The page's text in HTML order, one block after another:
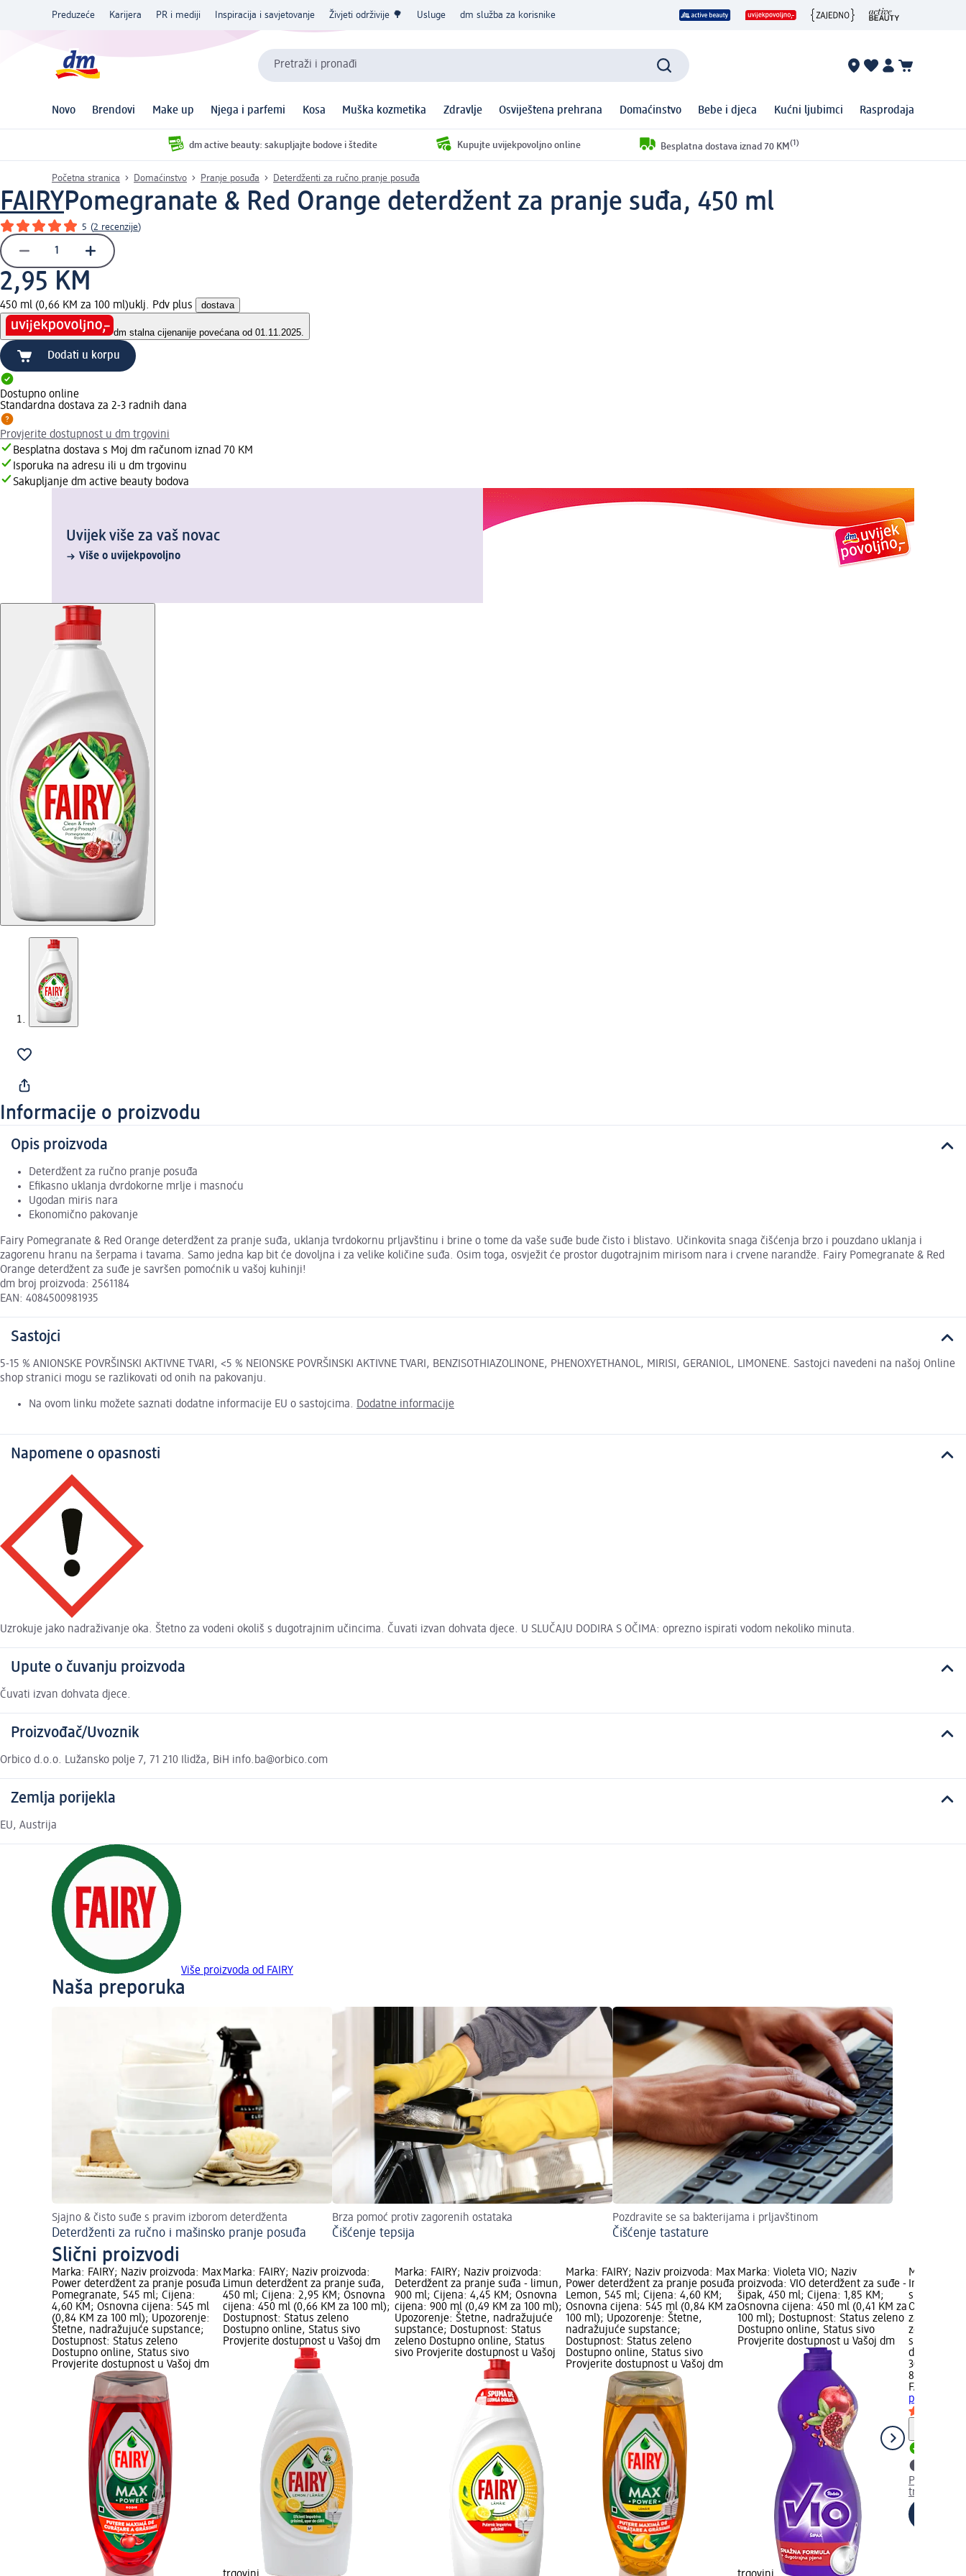
Preduzeće Karijera PR i mediji Inspiracija i savjetovanje Živjeti održivije 🌳 Usluge dm služba za korisnike
Pretraži i pronađi
Novo Brendovi Make up Njega i parfemi Kosa Muška kozmetika Zdravlje Osviještena prehrana Domaćinstvo Bebe i djeca Kućni ljubimci Rasprodaja
dm active beauty: sakupljajte bodove i štedite Kupujte uvijekpovoljno online Besplatna dostava iznad 70 KM (1)
Početna stranica Domaćinstvo Pranje posuđa Deterdženti za ručno pranje posuđa
FAIRYPomegranate & Red Orange deterdžent za pranje suđa, 450 ml
5 (2 recenzije)
2,95 KM
450 ml (0,66 KM za 100 ml)uklj. Pdv plus dostava
dm stalna cijenanije povećana od 01.11.2025.
Dodati u korpu
Dostupno online
Standardna dostava za 2-3 radnih dana
Provjerite dostupnost u dm trgovini
Besplatna dostava s Moj dm računom iznad 70 KM
Isporuka na adresu ili u dm trgovinu
Sakupljanje dm active beauty bodova
Uvijek više za vaš novac
Više o uvijekpovoljno
Informacije o proizvodu
Opis proizvoda
Deterdžent za ručno pranje posuđa
Efikasno uklanja dvrdokorne mrlje i masnoću
Ugodan miris nara
Ekonomično pakovanje
Fairy Pomegranate & Red Orange deterdžent za pranje suđa, uklanja tvrdokornu prljavštinu i brine o tome da vaše suđe bude čisto i blistavo. Učinkovita snaga čišćenja brzo i pouzdano uklanja i
zagorenu hranu na šerpama i tavama. Samo jedna kap bit će dovoljna i za velike količine suđa. Osim toga, osvježit će prostor dugotrajnim mirisom nara i crvene narandže. Fairy Pomegranate & Red
Orange deterdžent za suđe je savršen pomoćnik u vašoj kuhinji!
dm broj proizvoda: 2561184
EAN: 4084500981935
Sastojci
5-15 % ANIONSKE POVRŠINSKI AKTIVNE TVARI, <5 % NEIONSKE POVRŠINSKI AKTIVNE TVARI, BENZISOTHIAZOLINONE, PHENOXYETHANOL, MIRISI, GERANIOL, LIMONENE. Sastojci navedeni na našoj Online
shop stranici mogu se razlikovati od onih na pakovanju.
Na ovom linku možete saznati dodatne informacije EU o sastojcima. Dodatne informacije
Napomene o opasnosti
Uzrokuje jako nadraživanje oka. Štetno za vodeni okoliš s dugotrajnim učincima. Čuvati izvan dohvata djece. U SLUČAJU DODIRA S OČIMA: oprezno ispirati vodom nekoliko minuta.
Upute o čuvanju proizvoda
Čuvati izvan dohvata djece.
Proizvođač/Uvoznik
Orbico d.o.o. Lužansko polje 7, 71 210 Ilidža, BiH info.ba@orbico.com
Zemlja porijekla
EU, Austrija
Više proizvoda od FAIRY
Naša preporuka
Sjajno & čisto suđe s pravim izborom deterdženta
Deterdženti za ručno i mašinsko pranje posuđa
Brza pomoć protiv zagorenih ostataka
Čišćenje tepsija
Pozdravite se sa bakterijama i prljavštinom
Čišćenje tastature
Slični proizvodi
Marka: FAIRY; Naziv proizvoda: Max
Power deterdžent za pranje posuđa
Pomegranate, 545 ml; Cijena:
4,60 KM; Osnovna cijena: 545 ml
(0,84 KM za 100 ml); Upozorenje:
Štetne, nadražujuće supstance;
Dostupnost: Status zeleno
Dostupno online, Status sivo
Provjerite dostupnost u Vašoj dm
Marka: FAIRY; Naziv proizvoda:
Limun deterdžent za pranje suđa,
450 ml; Cijena: 2,95 KM; Osnovna
cijena: 450 ml (0,66 KM za 100 ml);
Dostupnost: Status zeleno
Dostupno online, Status sivo
Provjerite dostupnost u Vašoj dm
Marka: FAIRY; Naziv proizvoda:
Deterdžent za pranje suđa - limun,
900 ml; Cijena: 4,45 KM; Osnovna
cijena: 900 ml (0,49 KM za 100 ml);
Upozorenje: Štetne, nadražujuće
supstance; Dostupnost: Status
zeleno Dostupno online, Status
sivo Provjerite dostupnost u Vašoj
Marka: FAIRY; Naziv proizvoda: Max
Power deterdžent za pranje posuđa
Lemon, 545 ml; Cijena: 4,60 KM;
Osnovna cijena: 545 ml (0,84 KM za
100 ml); Upozorenje: Štetne,
nadražujuće supstance;
Dostupnost: Status zeleno
Dostupno online, Status sivo
Provjerite dostupnost u Vašoj dm
Marka: Violeta VIO; Naziv
proizvoda: VIO deterdžent za suđe -
šipak, 450 ml; Cijena: 1,85 KM;
Osnovna cijena: 450 ml (0,41 KM za
100 ml); Dostupnost: Status zeleno
Dostupno online, Status sivo
Provjerite dostupnost u Vašoj dm
Marka:
In One
suđa, 84
Osnovna
za 1 kom.);
zeleno
sivo
dm trgovini
30,95 KM
84 kom.
FAIRY
pranje
Provjerite
trgovini